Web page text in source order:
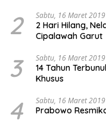
2 Sabtu, 16 Maret 2019
2 Hari Hilang,
Cipalawah Garut
3 Sabtu, 16 Maret 2019
14 Tahun
Khusus
4 Sabtu, 16 Maret 2019
Prabowo